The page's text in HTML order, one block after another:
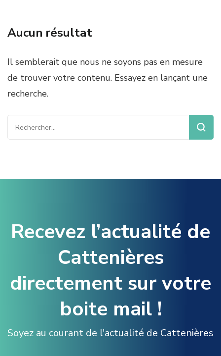
Aucun résultat
Il semblerait que nous ne soyons pas en mesure
de trouver votre contenu. Essayez en lançant une
recherche.
Rechercher :
Recevez l’actualité de
Cattenières
directement sur votre
boite mail !
Soyez au courant de l'actualité de Cattenières